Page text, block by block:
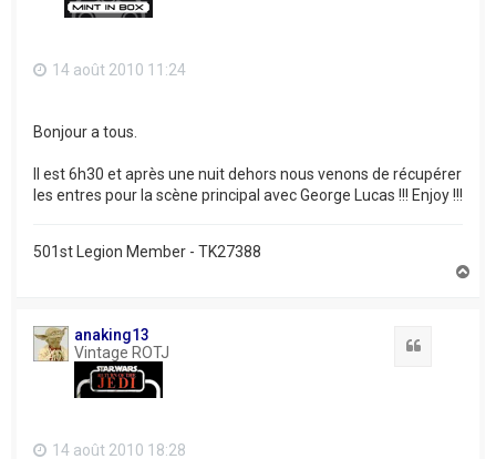
14 août 2010 11:24
Bonjour a tous.
Il est 6h30 et après une nuit dehors nous venons de récupérer
les entres pour la scène principal avec George Lucas !!! Enjoy !!!
501st Legion Member - TK27388
anaking13
Vintage ROTJ
14 août 2010 18:28